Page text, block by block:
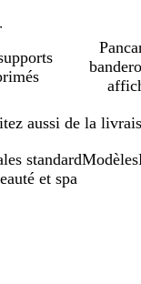
aussi de la
standardModèles
et spa